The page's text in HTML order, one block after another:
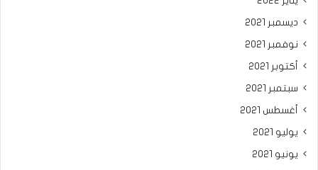
ديسمبر 2021
نوفمبر 2021
أكتوبر 2021
سبتمبر 2021
أغسطس 2021
يوليو 2021
يونيو 2021